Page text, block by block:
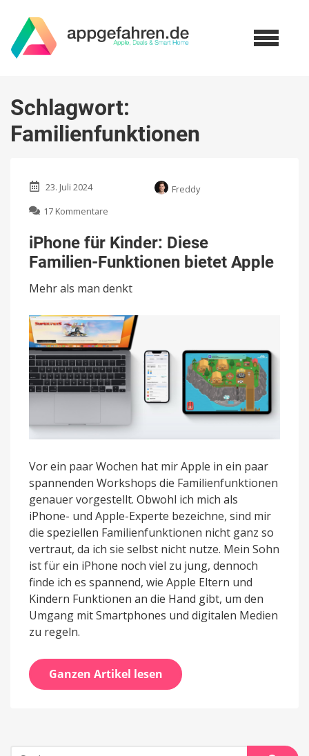
Schlagwort:
Familienfunktionen
23. Juli 2024
Freddy
17 Kommentare
für
Kinder:
Diese
Funktionen
Apple
iPhone für Kinder: Diese
Familien-Funktionen bietet Apple
Mehr als man denkt
Vor ein paar Wochen hat mir Apple in ein paar
spannenden Workshops die Familienfunktionen
genauer vorgestellt. Obwohl ich mich als
iPhone- und Apple-Experte bezeichne, sind mir
die speziellen Familienfunktionen nicht ganz so
vertraut, da ich sie selbst nicht nutze. Mein Sohn
ist für ein iPhone noch viel zu jung, dennoch
finde ich es spannend, wie Apple Eltern und
Kindern Funktionen an die Hand gibt, um den
Umgang mit Smartphones und digitalen Medien
zu regeln.
Ganzen Artikel lesen
Suche